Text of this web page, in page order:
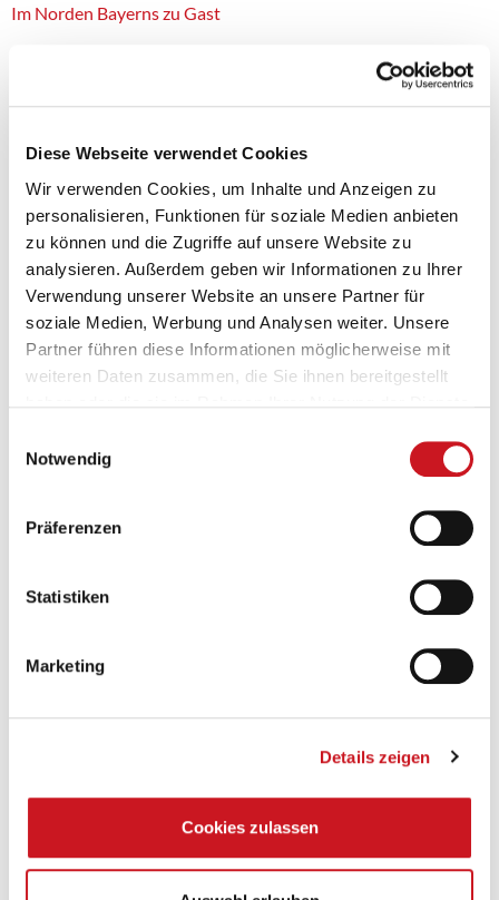
Diese Webseite verwendet Cookies
Wir verwenden Cookies, um Inhalte und Anzeigen zu
personalisieren, Funktionen für soziale Medien anbieten
zu können und die Zugriffe auf unsere Website zu
analysieren. Außerdem geben wir Informationen zu Ihrer
Verwendung unserer Website an unsere Partner für
soziale Medien, Werbung und Analysen weiter. Unsere
Partner führen diese Informationen möglicherweise mit
weiteren Daten zusammen, die Sie ihnen bereitgestellt
Notwendig
Präferenzen
Statistiken
Marketing
Details zeigen
Cookies zulassen
Im Norden Bayerns zu Gast
Bayern, (auf dem Bild von links): Rolf Dürschmidt, Geschäftsführer
der Firma Feycolor GmbH, Stefan Kaiser, Geschäftsführer der
Firma KEIMFARBEN GmbH und Markus Fritzsche,
Vorstandsvorsitzender der MIPA SE. Nicht auf dem Bild sind Dr.
Bezirksgruppe Bayern nach Unterfranken geführt. Auf Einladung
der Hemmelrath Technologies GmbH konnten die Teilnehmenden
in Erlenbach am Main entwickelten modularen Fertigungstechniken
Prozessstabilität bei der Herstellung von Farb- und Lacksystemen.
Kurzberichtes zu den jüngsten Bezirksgruppenaktivitäten, in welch’
breitem Themenspektrum die VdL-Bezirksgruppe Bayern agiert: von
politischen Dialogveranstaltungen zum Green Deal, Fachvorträgen
zu Cybersecurity oder CO2-Kompensation im Mittelstand bis hin zur
erfolgreichen Arbeitgebermarke in sozialen Medien für die